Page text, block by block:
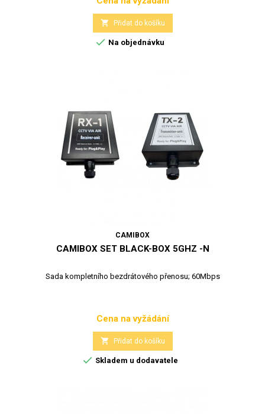
Cena
 Přidat do košíku
 Na objednávku
CAMIBOX
CAMIBOX SET BLACK-BOX 5GHZ -N
Sada kompletního bezdrátového přenosu; 60Mbps
Cena
Cena na vyžádání
 Přidat do košíku
 Skladem u dodavatele